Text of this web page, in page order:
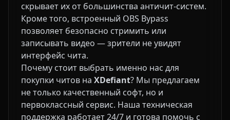
скрывает их от большинства античит-систем.
Кроме того, встроенный OBS Bypass
позволяет безопасно стримить или
записывать видео — зрители не увидят
интерфейс чита.
Почему стоит выбрать именно нас для
покупки читов на XDefiant? Мы предлагаем
не только качественный софт, но и
первоклассный сервис. Наша техническая
поддержка работает 24/7 и готова помочь с